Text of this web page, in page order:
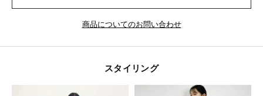
商品についてのお問い合わせ
スタイリング